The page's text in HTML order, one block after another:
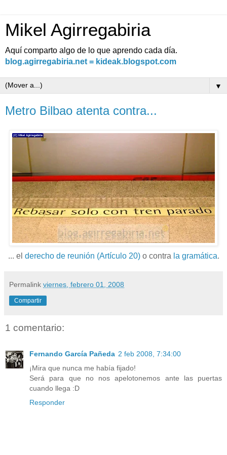
Mikel Agirregabiria
Aquí comparto algo de lo que aprendo cada día.
blog.agirregabiria.net = kideak.blogspot.com
▼
Metro Bilbao atenta contra...
... el derecho de reunión (Artículo 20)o contra la gramática.
Permalink viernes, febrero 01, 2008
Compartir
1 comentario:
Fernando García Pañeda 2 feb 2008, 7:34:00
¡Mira que nunca me había fijado!
Será para que no nos apelotonemos ante las puertas
cuando llega :D
Responder